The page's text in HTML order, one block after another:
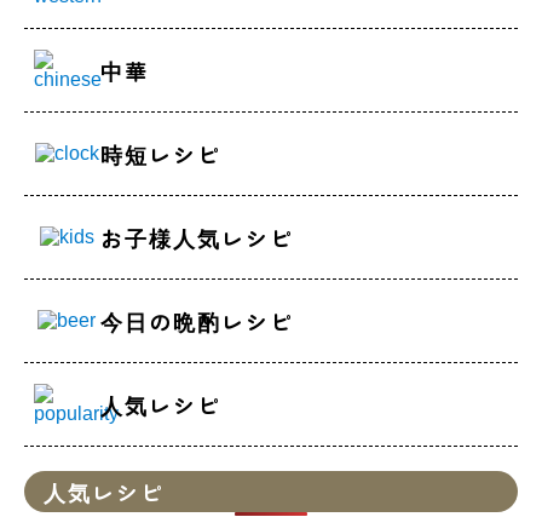
中華
時短レシピ
お子様人気レシピ
今日の晩酌レシピ
人気レシピ
人気レシピ